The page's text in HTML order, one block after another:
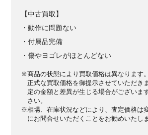
【中古買取】
・動作に問題ない
・付属品完備
・傷やヨゴレがほとんどない
※商品の状態により買取価格は異なります
正式な買取価格を御提示させていただき
定の金額と差異が生じる場合がございま
さい。
※相場、在庫状況などにより、査定価格は
にお問合せいただくことをお勧めいたし